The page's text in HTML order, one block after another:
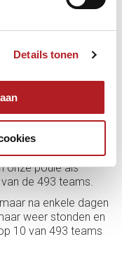
Details tonen
de
iets te hoog
we het als team
Michael en Tim
zaten er
onze poule als
van de 493 teams.
na enkele dagen
weer stonden en
10 van 493 teams